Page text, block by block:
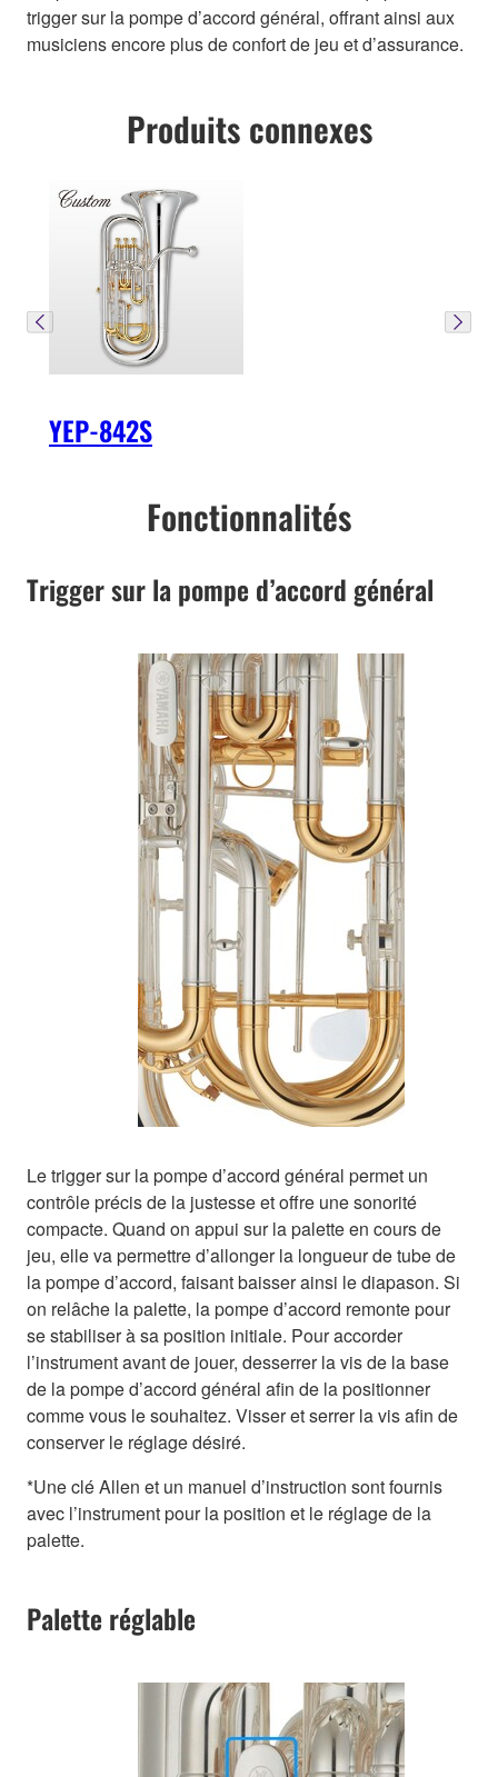
trigger sur la pompe d’accord général, offrant ainsi aux
musiciens encore plus de confort de jeu et d’assurance.
Produits connexes
YEP-842S
Fonctionnalités
Trigger sur la pompe d’accord général
Le trigger sur la pompe d’accord général permet un
contrôle précis de la justesse et offre une sonorité
compacte. Quand on appui sur la palette en cours de
jeu, elle va permettre d’allonger la longueur de tube de
la pompe d’accord, faisant baisser ainsi le diapason. Si
on relâche la palette, la pompe d’accord remonte pour
se stabiliser à sa position initiale. Pour accorder
l’instrument avant de jouer, desserrer la vis de la base
de la pompe d’accord général afin de la positionner
comme vous le souhaitez. Visser et serrer la vis afin de
conserver le réglage désiré.
*Une clé Allen et un manuel d’instruction sont fournis
avec l’instrument pour la position et le réglage de la
palette.
Palette réglable